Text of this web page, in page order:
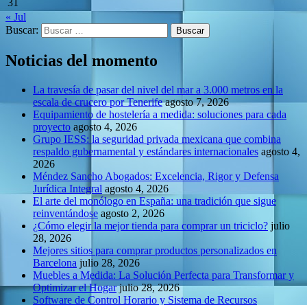
31
« Jul
Buscar:
Noticias del momento
La travesía de pasar del nivel del mar a 3.000 metros en la
escala de crucero por Tenerife agosto 7, 2026
Equipamiento de hostelería a medida: soluciones para cada
proyecto agosto 4, 2026
Grupo IESS: la seguridad privada mexicana que combina
respaldo gubernamental y estándares internacionales agosto 4,
2026
Méndez Sancho Abogados: Excelencia, Rigor y Defensa
Jurídica Integral agosto 4, 2026
El arte del monólogo en España: una tradición que sigue
reinventándose agosto 2, 2026
¿Cómo elegir la mejor tienda para comprar un triciclo? julio
28, 2026
Mejores sitios para comprar productos personalizados en
Barcelona julio 28, 2026
Muebles a Medida: La Solución Perfecta para Transformar y
Optimizar el Hogar julio 28, 2026
Software de Control Horario y Sistema de Recursos